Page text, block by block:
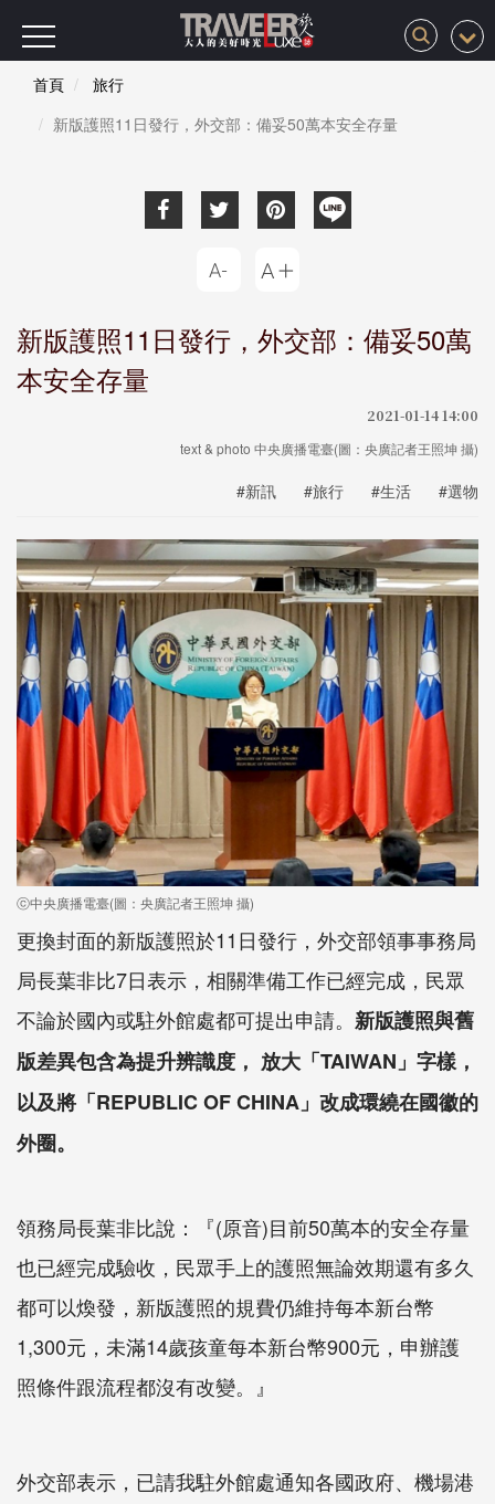
首頁
旅行
新版護照11日發行，外交部：備妥50萬本安全存量
新版護照11日發行，外交部：備妥50萬
本安全存量
2021-01-14 14:00
text & photo 中央廣播電臺(圖：央廣記者王照坤 攝)
#新訊 #旅行 #生活 #選物
ⓒ中央廣播電臺(圖：央廣記者王照坤 攝)
更換封面的新版護照於11日發行，外交部領事事務局
局長葉非比7日表示，相關準備工作已經完成，民眾
不論於國內或駐外館處都可提出申請。 新版護照與舊
版差異包含為提升辨識度， 放大「TAIWAN」字樣，
以及將「REPUBLIC OF CHINA」改成環繞在國徽的
外圈。
領務局長葉非比說：『(原音)目前50萬本的安全存量
也已經完成驗收，民眾手上的護照無論效期還有多久
都可以煥發，新版護照的規費仍維持每本新台幣
1,300元，未滿14歲孩童每本新台幣900元，申辦護
照條件跟流程都沒有改變。』
外交部表示，已請我駐外館處通知各國政府、機場港